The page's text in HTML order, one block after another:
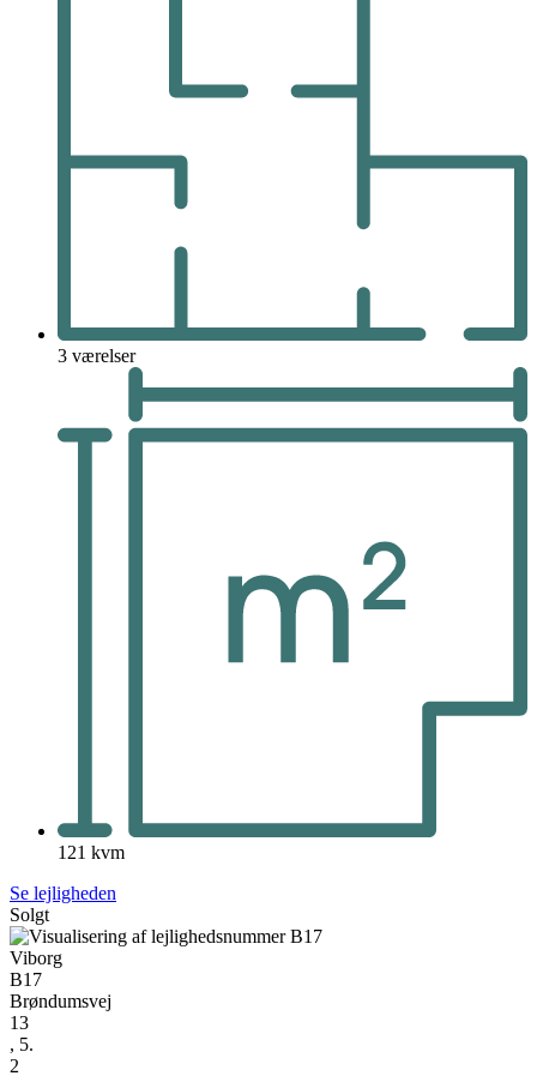
3 værelser
121 kvm
Se lejligheden
Solgt
Viborg
B17
Brøndumsvej
13
, 5.
2